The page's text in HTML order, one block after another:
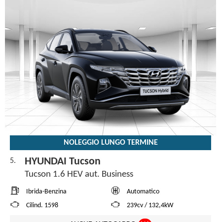
NOLEGGIO LUNGO TERMINE
5. HYUNDAI Tucson
Tucson 1.6 HEV aut. Business
Ibrida-Benzina
Automatico
Cilind. 1598
239cv / 132,4kW